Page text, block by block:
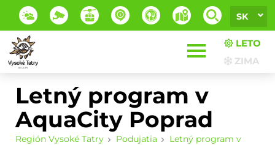
SK
LETO
ZIMA
Letný program v
AquaCity Poprad
Región Vysoké Tatry Podujatia
Letný program v